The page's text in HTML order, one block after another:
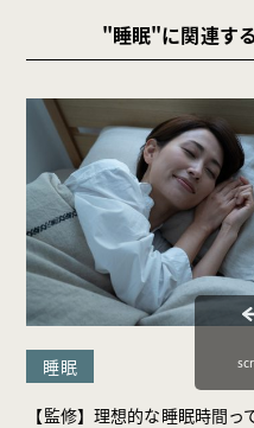
"睡眠"に関連す
睡眠
【監修】理想的な睡眠時間